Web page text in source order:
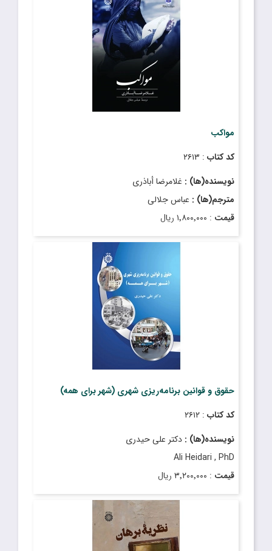
: دی ۱۴۰۳
مواکب
کد کتاب : ۲۶۱۳
نویسنده(ها) : غلامرضا أباذری
مترجم(ها) : عباس جلالی
قیمت : ۱٬۸۰۰٬۰۰۰ ریال
: دی ۱۴۰۴
حقوق و قوانین برنامه‌ریزی شهری (شهر برای همه)
کد کتاب : ۲۶۱۲
نویسنده(ها) : دکتر علی حیدری
Ali Heidari , PhD
قیمت : ۳٬۲۰۰٬۰۰۰ ریال
: آبان ۱۴۰۳